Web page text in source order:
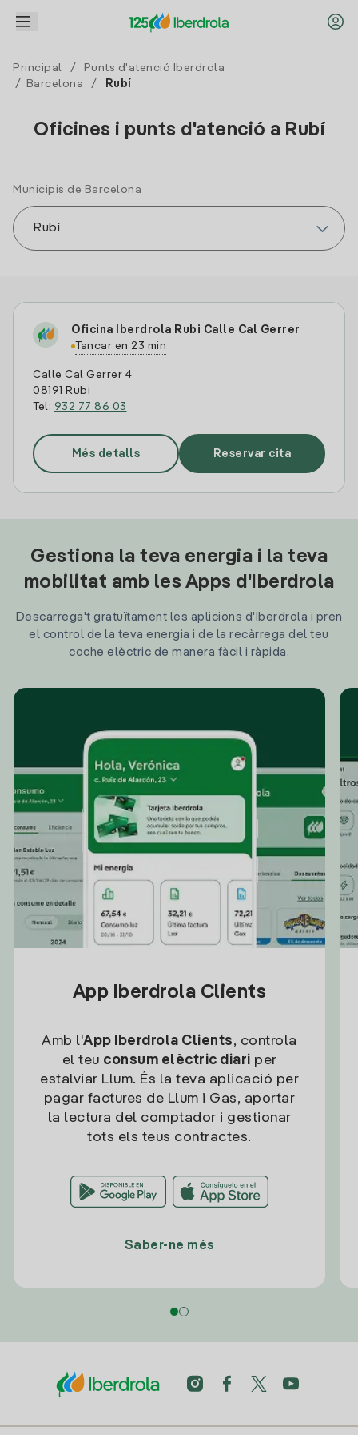
Principal /
Punts d'atenció Iberdrola
/
Barcelona / Rubí
Oficines i punts d'atenció a Rubí
Municipis de Barcelona
Oficina Iberdrola Rubi Calle Cal Gerrer
Tancar en 23 min
Calle Cal Gerrer 4
08191 Rubi
Tel: 932 77 86 03
Més detalls Reservar cita
Gestiona la teva energia i la teva
mobilitat amb les Apps d'Iberdrola
Descarrega't gratuïtament les aplicions d'Iberdrola i pren
el control de la teva energia i de la recàrrega del teu
coche elèctric de manera fàcil i ràpida.
App Iberdrola Clients
Amb l'App Iberdrola Clients, controla
el teu consum elèctric diari per
estalviar Llum. És la teva aplicació per
pagar factures de Llum i Gas, aportar
la lectura del comptador i gestionar
tots els teus contractes.
Saber-ne més